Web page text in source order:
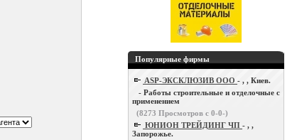
Популярные фирмы
ASP-ЭКСКЛЮЗИВ ООО - , , Киев.
- Работы строительные и отделочные с
применением
(8273 Просмотров с 0-0-)
ЮНИОН ТРЕЙДИНГ ЧП - , ,
Запорожье.